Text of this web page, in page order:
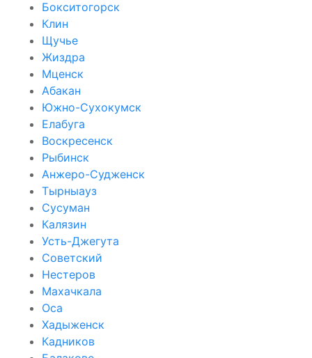
Бокситогорск
Клин
Щучье
Жиздра
Мценск
Абакан
Южно-Сухокумск
Елабуга
Воскресенск
Рыбинск
Анжеро-Судженск
Тырныауз
Сусуман
Калязин
Усть-Джегута
Советский
Нестеров
Махачкала
Оса
Хадыженск
Кадников